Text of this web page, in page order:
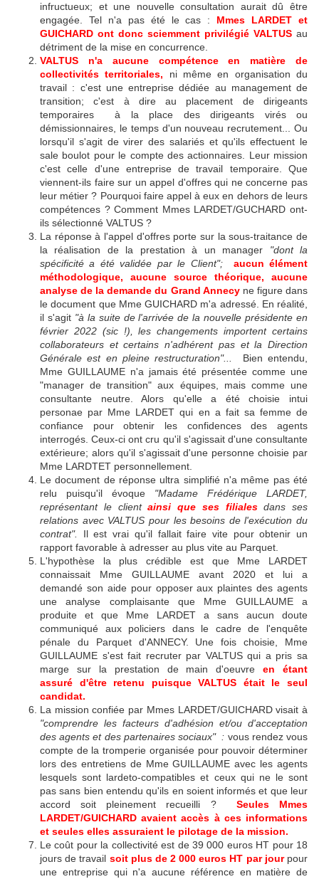
infructueux; et une nouvelle consultation aurait dû être
engagée. Tel n'a pas été le cas : Mmes LARDET et
GUICHARD ont donc sciemment privilégié VALTUS au
détriment de la mise en concurrence.
VALTUS n'a aucune compétence en matière de
collectivités territoriales, ni même en organisation du
travail : c'est une entreprise dédiée au management de
transition; c'est à dire au placement de dirigeants
temporaires à la place des dirigeants virés ou
démissionnaires, le temps d'un nouveau recrutement... Ou
lorsqu'il s'agit de virer des salariés et qu'ils effectuent le
sale boulot pour le compte des actionnaires. Leur mission
c'est celle d'une entreprise de travail temporaire. Que
viennent-ils faire sur un appel d'offres qui ne concerne pas
leur métier ? Pourquoi faire appel à eux en dehors de leurs
compétences ? Comment Mmes LARDET/GUCHARD ont-
ils sélectionné VALTUS ?
La réponse à l'appel d'offres porte sur la sous-traitance de
la réalisation de la prestation à un manager "dont la
spécificité a été validée par le Client";
aucun élément
méthodologique, aucune source théorique, aucune
analyse de la demande du Grand Annecy ne figure dans
le document que Mme GUICHARD m'a adressé. En réalité,
il s'agit "à la suite de l'arrivée de la nouvelle présidente en
février 2022 (sic !), les changements importent certains
collaborateurs et certains n'adhérent pas et la Direction
Générale est en pleine restructuration"... Bien entendu,
Mme GUILLAUME n'a jamais été présentée comme une
"manager de transition" aux équipes, mais comme une
consultante neutre. Alors qu'elle a été choisie intui
personae par Mme LARDET qui en a fait sa femme de
confiance pour obtenir les confidences des agents
interrogés. Ceux-ci ont cru qu'il s'agissait d'une consultante
extérieure; alors qu'il s'agissait d'une personne choisie par
Mme LARDTET personnellement.
Le document de réponse ultra simplifié n'a même pas été
relu puisqu'il évoque "Madame Frédérique LARDET,
représentant le clientainsi que ses filialesdans ses
relations avec VALTUS pour les besoins de l'exécution du
contrat". Il est vrai qu'il fallait faire vite pour obtenir un
rapport favorable à adresser au plus vite au Parquet.
L'hypothèse la plus crédible est que Mme LARDET
connaissait Mme GUILLAUME avant 2020 et lui a
demandé son aide pour opposer aux plaintes des agents
une analyse complaisante que Mme GUILLAUME a
produite et que Mme LARDET a sans aucun doute
communiqué aux policiers dans le cadre de l'enquête
pénale du Parquet d'ANNECY. Une fois choisie, Mme
GUILLAUME s'est fait recruter par VALTUS qui a pris sa
marge sur la prestation de main d'oeuvre en étant
assuré d'être retenu puisque VALTUS était le seul
candidat.
La mission confiée par Mmes LARDET/GUICHARD visait à
"comprendre les facteurs d'adhésion et/ou d'acceptation
des agents et des partenaires sociaux" : vous rendez vous
compte de la tromperie organisée pour pouvoir déterminer
lors des entretiens de Mme GUILLAUME avec les agents
lesquels sont lardeto-compatibles et ceux qui ne le sont
pas sans bien entendu qu'ils en soient informés et que leur
accord soit pleinement recueilli ? Seules Mmes
LARDET/GUICHARD avaient accès à ces informations
et seules elles assuraient le pilotage de la mission.
Le coût pour la collectivité est de 39 000 euros HT pour 18
jours de travail soit plus de 2 000 euros HT par jourpour
une entreprise qui n'a aucune référence en matière de